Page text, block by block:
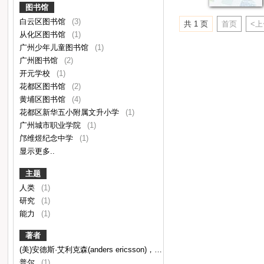
图书馆
白云区图书馆
(3)
从化区图书馆
(1)
广州少年儿童图书馆
(1)
广州图书馆
(2)
开元学校
(1)
花都区图书馆
(2)
黄埔区图书馆
(4)
花都区新华五小附属文升小学
(1)
广州城市职业学院
(1)
邝维煜纪念中学
(1)
显示更多..
主题
人类
(1)
研究
(1)
能力
(1)
著者
共 1 页 首页 <